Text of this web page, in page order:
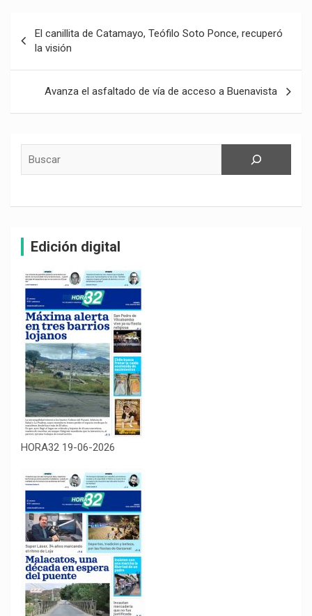
de
entradas
El canillita de Catamayo, Teófilo Soto Ponce, recuperó
la visión
Avanza el asfaltado de vía de acceso a Buenavista
Edición digital
HORA32 19-06-2026